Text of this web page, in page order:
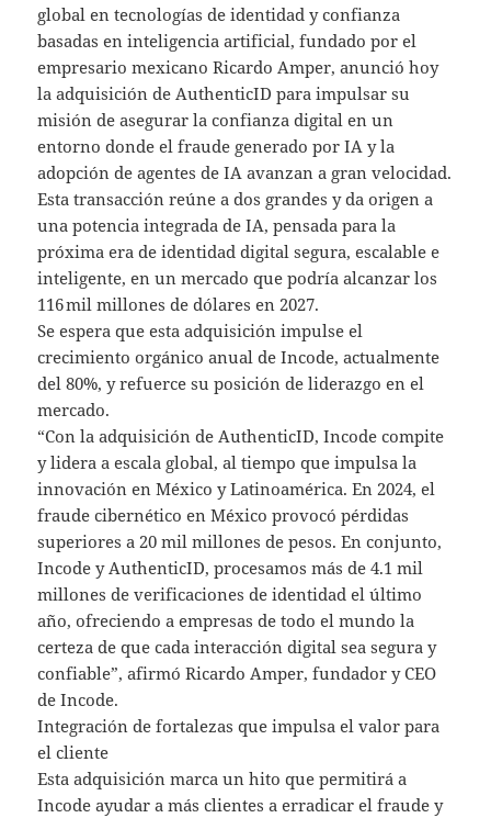
global en tecnologías de identidad y confianza
basadas en inteligencia artificial, fundado por el
empresario mexicano Ricardo Amper, anunció hoy
la adquisición de AuthenticID para impulsar su
misión de asegurar la confianza digital en un
entorno donde el fraude generado por IA y la
adopción de agentes de IA avanzan a gran velocidad.
Esta transacción reúne a dos grandes y da origen a
una potencia integrada de IA, pensada para la
próxima era de identidad digital segura, escalable e
inteligente, en un mercado que podría alcanzar los
116 mil millones de dólares en 2027.
Se espera que esta adquisición impulse el
crecimiento orgánico anual de Incode, actualmente
del 80%, y refuerce su posición de liderazgo en el
mercado.
“Con la adquisición de AuthenticID, Incode compite
y lidera a escala global, al tiempo que impulsa la
innovación en México y Latinoamérica. En 2024, el
fraude cibernético en México provocó pérdidas
superiores a 20 mil millones de pesos. En conjunto,
Incode y AuthenticID, procesamos más de 4.1 mil
millones de verificaciones de identidad el último
año, ofreciendo a empresas de todo el mundo la
certeza de que cada interacción digital sea segura y
confiable”, afirmó Ricardo Amper, fundador y CEO
de Incode.
Integración de fortalezas que impulsa el valor para
el cliente
Esta adquisición marca un hito que permitirá a
Incode ayudar a más clientes a erradicar el fraude y